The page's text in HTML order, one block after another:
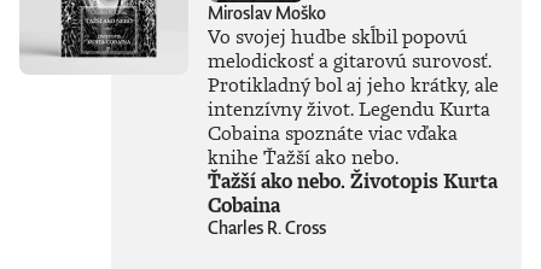
Miroslav Moško
Vo svojej hudbe skĺbil popovú
melodickosť a gitarovú surovosť.
Protikladný bol aj jeho krátky, ale
intenzívny život. Legendu Kurta
Cobaina spoznáte viac vďaka
knihe Ťažší ako nebo.
Ťažší ako nebo. Životopis Kurta
Cobaina
Charles R. Cross